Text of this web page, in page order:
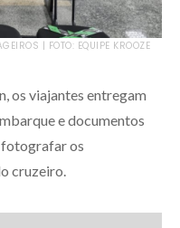
| FOTO: EQUIPE KROOZE
os viajantes entregam
e documentos
fotografar os
cruzeiro.